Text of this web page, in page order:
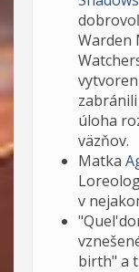
Warden
úloha
väzňov.
Matka
v
birth" a